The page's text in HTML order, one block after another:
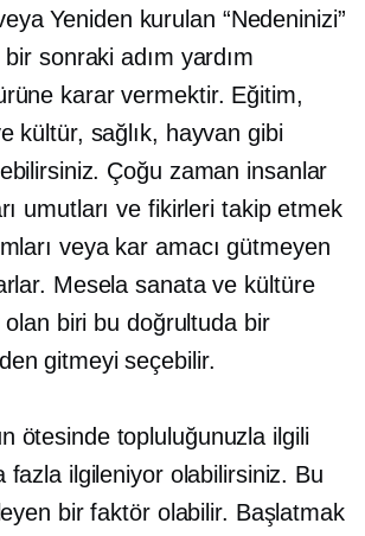
Yeniden kurulan “Nedeninizi”
sonraki adım yardım
karar vermektir. Eğitim,
kültür, sağlık, hayvan gibi
Çoğu zaman insanlar
umutları ve fikirleri takip etmek
veya kar amacı gütmeyen
Mesela sanata ve kültüre
biri bu doğrultuda bir
gitmeyi seçebilir.
ötesinde topluluğunuzla ilgili
fazla ilgileniyor olabilirsiniz. Bu
bir faktör olabilir. Başlatmak